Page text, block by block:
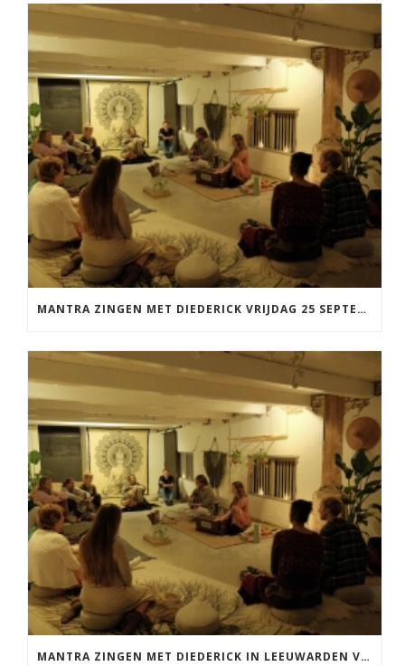
MANTRA ZINGEN MET DIEDERICK VRIJDAG 25 SEPTEMBER EN 20 NOVEMBER
MANTRA ZINGEN MET DIEDERICK IN LEEUWARDEN VRIJDAG 12 JUNI KIRTAN